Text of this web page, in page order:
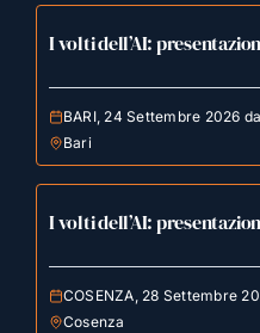
I volti dell’AI:
BARI, 24 Settembre 2026
Bari
I volti dell’AI:
COSENZA, 28 Settembre
Cosenza